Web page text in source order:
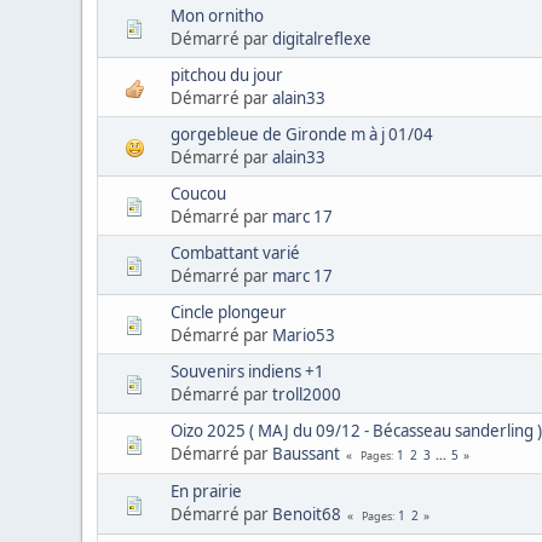
Mon ornitho
Démarré pardigitalreflexe
pitchou du jour
Démarré paralain33
gorgebleue de Gironde m à j 01/04
Démarré paralain33
Coucou
Démarré par marc 17
Combattant varié
Démarré par marc 17
Cincle plongeur
Démarré par Mario53
Souvenirs indiens +1
Démarré partroll2000
Oizo 2025 ( MAJ du 09/12 - Bécasseau sanderling )
Démarré par Baussant Pages 1 2 3 ... 5
En prairie
Démarré par Benoit68 Pages 1 2